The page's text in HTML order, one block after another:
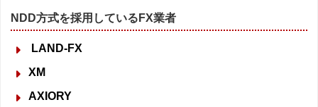
NDD方式を採用しているFX業者
LAND-FX
XM
AXIORY